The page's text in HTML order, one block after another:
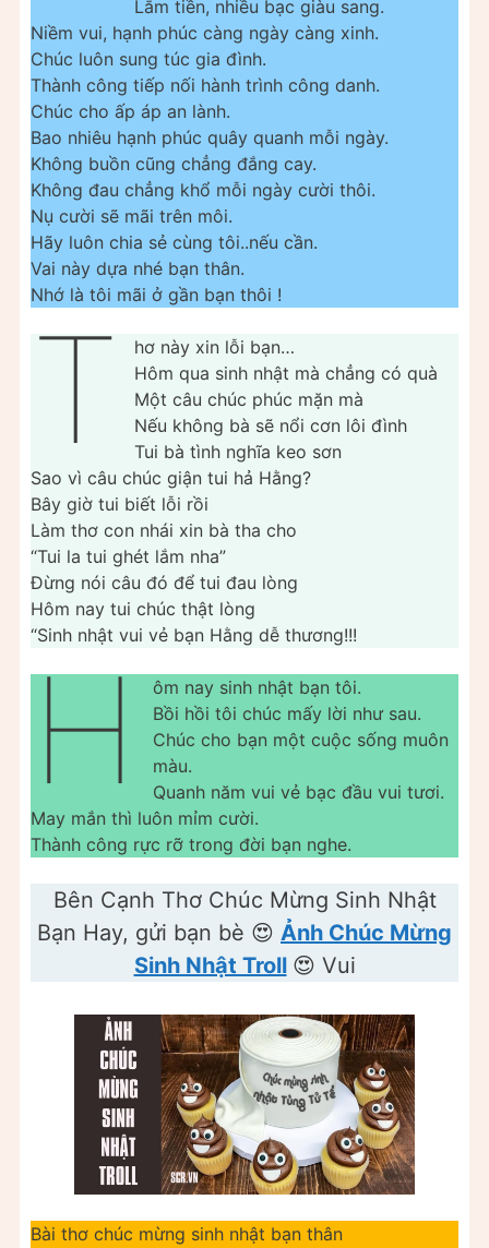
Lắm tiền, nhiều bạc giàu sang.
Niềm vui, hạnh phúc càng ngày càng xinh.
Chúc luôn sung túc gia đình.
Thành công tiếp nối hành trình công danh.
Chúc cho ấp áp an lành.
Bao nhiêu hạnh phúc quây quanh mỗi ngày.
Không buồn cũng chẳng đắng cay.
Không đau chẳng khổ mỗi ngày cười thôi.
Nụ cười sẽ mãi trên môi.
Hãy luôn chia sẻ cùng tôi..nếu cần.
Vai này dựa nhé bạn thân.
Nhớ là tôi mãi ở gần bạn thôi !
T
hơ này xin lỗi bạn…
Hôm qua sinh nhật mà chẳng có quà
Một câu chúc phúc mặn mà
Nếu không bà sẽ nổi cơn lôi đình
Tui bà tình nghĩa keo sơn
Sao vì câu chúc giận tui hả Hằng?
Bây giờ tui biết lỗi rồi
Làm thơ con nhái xin bà tha cho
“Tui la tui ghét lắm nha”
Đừng nói câu đó để tui đau lòng
Hôm nay tui chúc thật lòng
“Sinh nhật vui vẻ bạn Hằng dễ thương!!!
H
ôm nay sinh nhật bạn tôi.
Bồi hồi tôi chúc mấy lời như sau.
Chúc cho bạn một cuộc sống muôn
màu.
Quanh năm vui vẻ bạc đầu vui tươi.
May mắn thì luôn mỉm cười.
Thành công rực rỡ trong đời bạn nghe.
Bên Cạnh Thơ Chúc Mừng Sinh Nhật
Bạn Hay, gửi bạn bè 😍 Ảnh Chúc Mừng
Sinh Nhật Troll 😍 Vui
Bài thơ chúc mừng sinh nhật bạn thân